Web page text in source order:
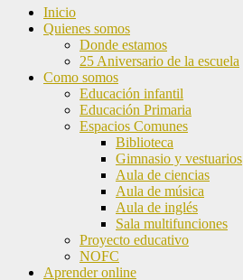
Inicio
Quienes somos
Donde estamos
25 Aniversario de la escuela
Como somos
Educación infantil
Educación Primaria
Espacios Comunes
Biblioteca
Gimnasio y vestuarios
Aula de ciencias
Aula de música
Aula de inglés
Sala multifunciones
Proyecto educativo
NOFC
Aprender online